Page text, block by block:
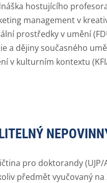
hostujícího
management v
prostředky v umění
a dějiny současného
v kulturním kontextu
pro doktorandy (UJP/
předmět vyučovaný